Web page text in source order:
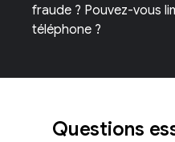
fraude ? Pouvez-vous
téléphone ?
Questions